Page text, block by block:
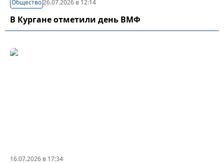
Общество26.07.2026 в 12:14
В Кургане отметили день ВМФ
16.07.2026 в 17:34